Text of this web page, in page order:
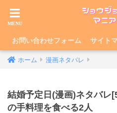
お問い合わせフォーム サイト
ホーム 漫画ネタバレ
結婚予定日(漫画)ネタバレ
の手料理を食べる2人